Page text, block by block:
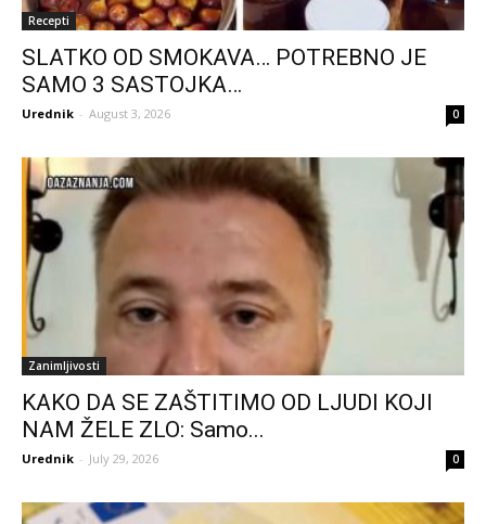
Recepti
SLATKO OD SMOKAVA… POTREBNO JE
SAMO 3 SASTOJKA…
Urednik - August 3, 2026 0
Zanimljivosti
KAKO DA SE ZAŠTITIMO OD LJUDI KOJI
NAM ŽELE ZLO: Samo...
Urednik - July 29, 2026 0